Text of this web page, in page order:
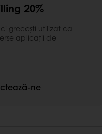
20%
grecești utilizat ca
aplicaţii de
ne